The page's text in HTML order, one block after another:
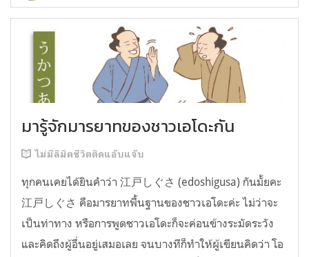
มารู้จักมารยาทของชาวเอโดะกัน
ไม่มีลิมิตชีวิตติดแอ๊บแจ๊บ
ทุกคนเคยได้ยินคำว่า 江戸しぐさ (edoshigusa) กันมั้ยคะ
江戸しぐさ คือมารยาทพื้นฐานของชาวเอโดะค่ะ ไม่ว่าจะ
เป็นท่าทาง หรือการพูดชาวเอโดะก็จะค่อนข้างระมัดระวัง
และคิดถึงผู้อื่นอยู่เสมอเลย จนบางทีก็ทำให้ผู้เขียนคิดว่า โอ